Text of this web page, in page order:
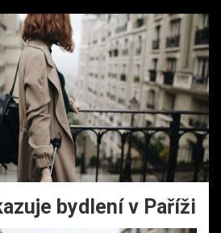
bydlení v Paříži